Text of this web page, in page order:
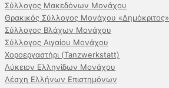
Σύλλογος Μακεδόνων Μονάχου
Θρακικός Σύλλογος Μονάχου «Δημόκριτος»
Σύλλογος Βλάχων Μονάχου
Σύλλογος Αιγαίου Μονάχου
Χοροεργαστήρι (Tanzwerkstatt)
Λύκειον Ελληνίδων Μονάχου
Λέσχη Ελλήνων Επιστημόνων